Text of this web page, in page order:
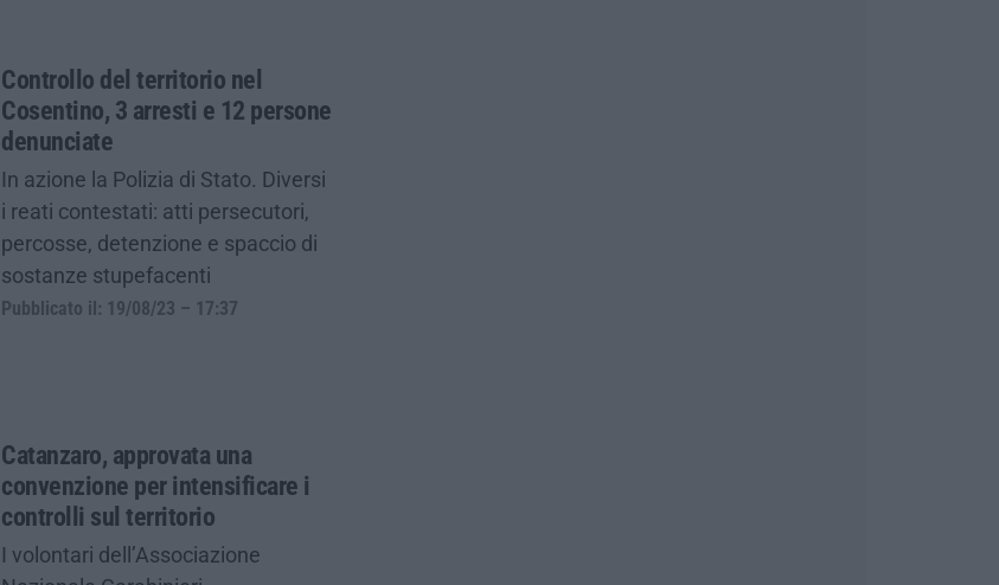
Controllo del territorio nel
Cosentino, 3 arresti e 12 persone
denunciate
In azione la Polizia di Stato. Diversi
i reati contestati: atti persecutori,
percosse, detenzione e spaccio di
sostanze stupefacenti
Pubblicato il: 19/08/23 – 17:37
Catanzaro, approvata una
convenzione per intensificare i
controlli sul territorio
I volontari dell’Associazione